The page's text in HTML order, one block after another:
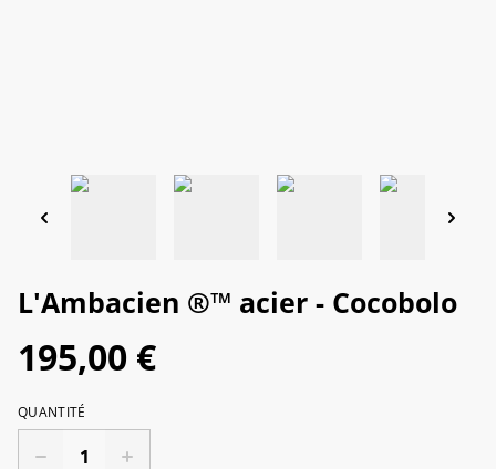
L'Ambacien ®️™️ acier - Cocobolo
195,00 €
QUANTITÉ